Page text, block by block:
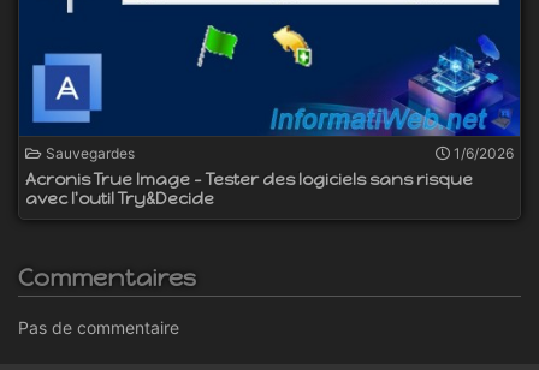
Sauvegardes 1/6/2026
Acronis True Image - Tester des logiciels sans risque
avec l'outil Try&Decide
Commentaires
Pas de commentaire